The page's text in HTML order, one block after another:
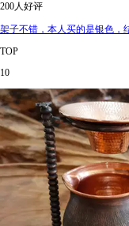
200人好评
架子不错，本人买的是银色，
TOP
10